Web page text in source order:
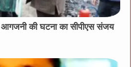
की घटना का सीपीएस संजय